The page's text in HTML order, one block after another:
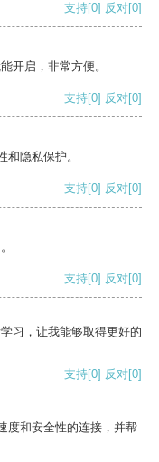
支持[0] 反对[0]
开启，非常方便。
支持[0] 反对[0]
隐私保护。
支持[0] 反对[0]
支持[0] 反对[0]
习，让我能够取得更好的
支持[0] 反对[0]
度和安全性的连接，并帮